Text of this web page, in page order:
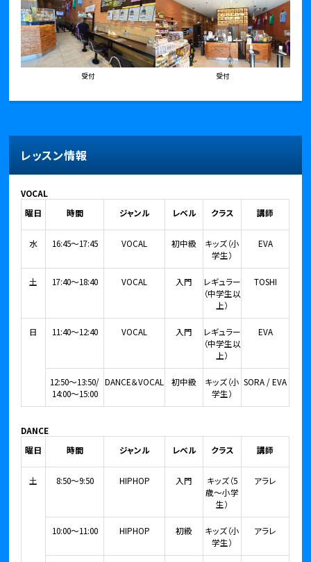
受付 受付
レッスン情報
VOCAL
曜日
時間 ジャンル レベル クラス 講師
水 16:45～17:45 VOCAL 初中級
キッズ（小
学生）
EVA
土 17:40～18:40 VOCAL 入門
レギュラー
（中学生以
上）
TOSHI
日 11:40～12:40 VOCAL 入門
レギュラー
（中学生以
上）
EVA
12:50～13:50/
14:00～15:00
DANCE＆VOCAL 初中級
キッズ（小
学生）
SORA / EVA
DANCE
曜日
時間 ジャンル レベル クラス 講師
土 8:50～9:50 HIPHOP 入門
キッズ（5
歳～小学
生）
アラレ
10:00～11:00 HIPHOP 初級
キッズ（小
学生）
アラレ